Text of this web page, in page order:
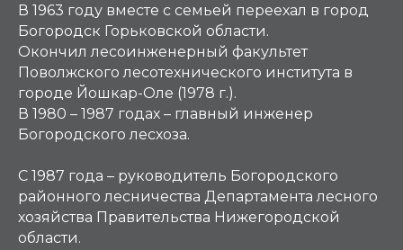
В 1963 году вместе с семьей переехал в город
Богородск Горьковской области.
Окончил лесоинженерный факультет
Поволжского лесотехнического института в
городе Йошкар-Оле (1978 г.).
В 1980 – 1987 годах – главный инженер
Богородского лесхоза.
С 1987 года – руководитель Богородского
районного лесничества Департамента лесного
хозяйства Правительства Нижегородской
области.